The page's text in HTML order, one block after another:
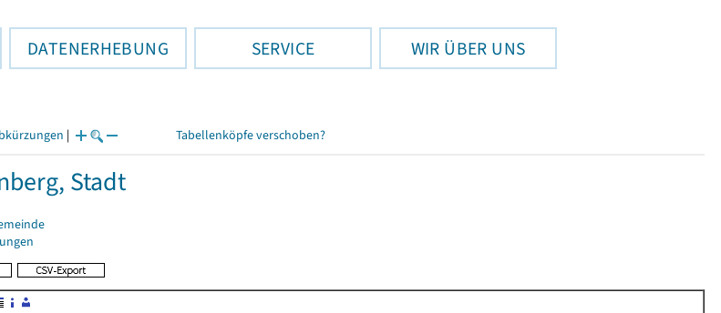
DATENERHEBUNG SERVICE WIR ÜBER UNS
| Tabellenköpfe verschoben?
Stadt